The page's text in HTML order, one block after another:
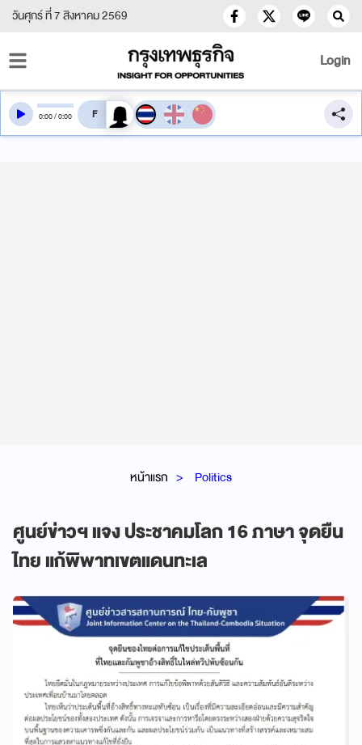
วันศุกร์ ที่ 7 สิงหาคม 2569
Login
หน้าแรก Politics
ศูนย์ข่าวฯ แจง ประชาคมโลก 16 ภาษา จุดยืน
ไทย แก้พิพาทเขตแดนทะเล
0:00/0:00 สลับเสียงอ่าน